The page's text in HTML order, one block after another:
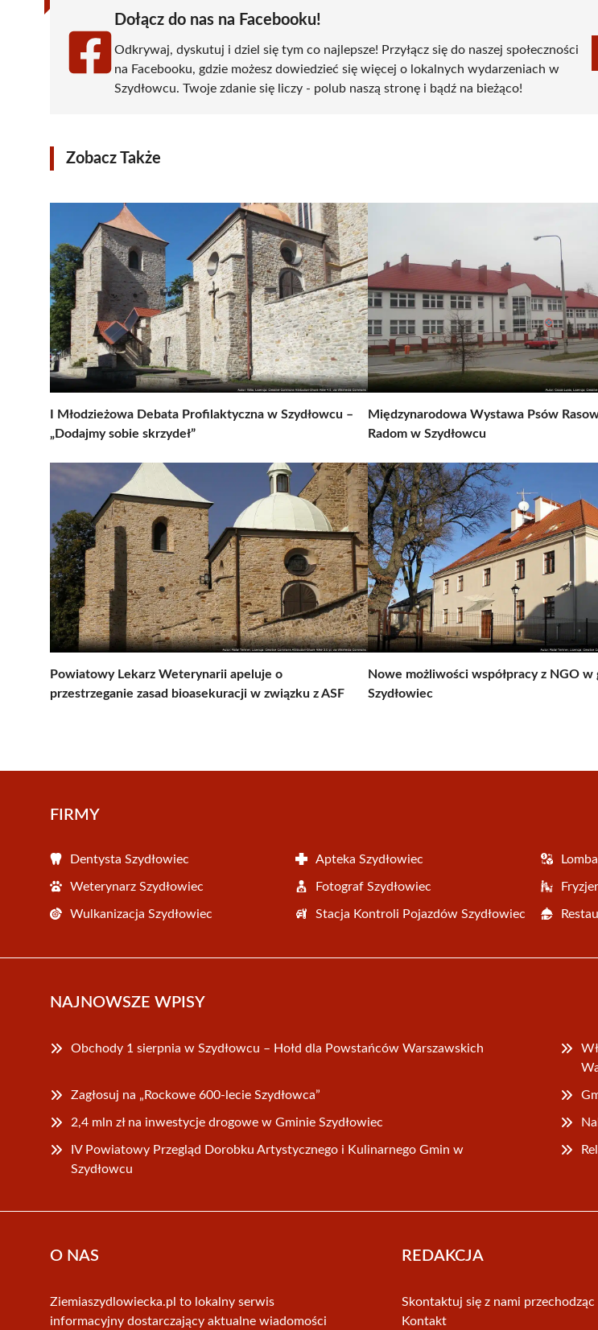
Dołącz do nas na Facebooku!
Odkrywaj, dyskutuj i dziel się tym co najlepsze! Przyłącz się do naszej społeczności
na Facebooku, gdzie możesz dowiedzieć się więcej o lokalnych wydarzeniach w
Szydłowcu. Twoje zdanie się liczy - polub naszą stronę i bądź na bieżąco!
Zobacz Także
I Młodzieżowa Debata Profilaktyczna w Szydłowcu –
„Dodajmy sobie skrzydeł”
Międzynarodowa Wystawa Psów
Radom w Szydłowcu
Powiatowy Lekarz Weterynarii apeluje o
przestrzeganie zasad bioasekuracji w związku z ASF
Nowe możliwości współpracy z NGO w
Szydłowiec
FIRMY
Dentysta Szydłowiec Apteka Szydłowiec
Weterynarz Szydłowiec Fotograf Szydłowiec
Wulkanizacja Szydłowiec Stacja Kontroli Pojazdów Szydłowiec
NAJNOWSZE WPISY
Obchody 1 sierpnia w Szydłowcu – Hołd dla Powstańców Warszawskich
Zagłosuj na „Rockowe 600-lecie Szydłowca”
2,4 mln zł na inwestycje drogowe w Gminie Szydłowiec
IV Powiatowy Przegląd Dorobku Artystycznego i Kulinarnego Gmin w
Szydłowcu
O NAS
Ziemiaszydlowiecka.pl to lokalny serwis
informacyjny dostarczający aktualne wiadomości
REDAKCJA
Skontaktuj się z nami
Kontakt